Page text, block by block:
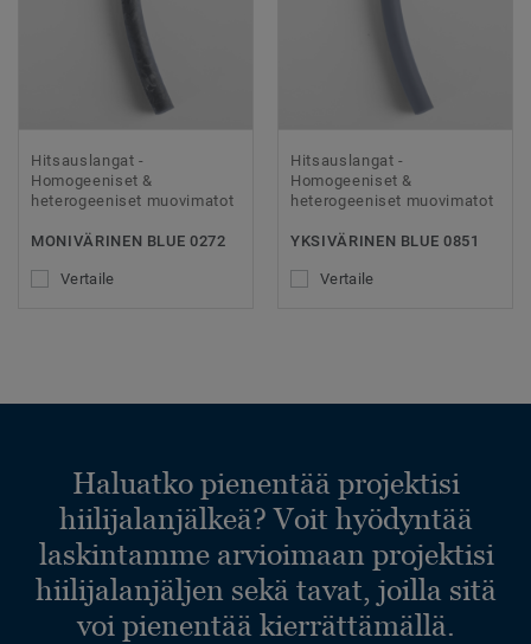
Hitsauslangat -
Homogeeniset &
heterogeeniset muovimatot
MONIVÄRINEN BLUE 0272
Vertaile
Hitsauslangat -
Homogeeniset &
heterogeeniset muovimatot
YKSIVÄRINEN BLUE 0851
Vertaile
Haluatko pienentää projektisi
hiilijalanjälkeä? Voit hyödyntää
laskintamme arvioimaan projektisi
hiilijalanjäljen sekä tavat, joilla sitä
voi pienentää kierrättämällä.